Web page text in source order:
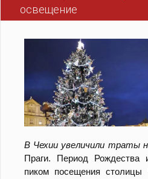
освещение
В Чехии увеличили траты
Праги. Период Рождества
пиком посещения